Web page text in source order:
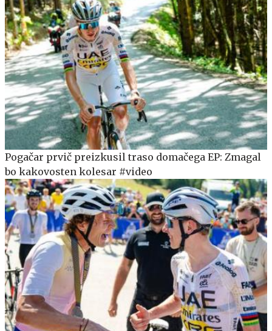
Pogačar prvič preizkusil traso domačega EP: Zmagal
bo kakovosten kolesar #video